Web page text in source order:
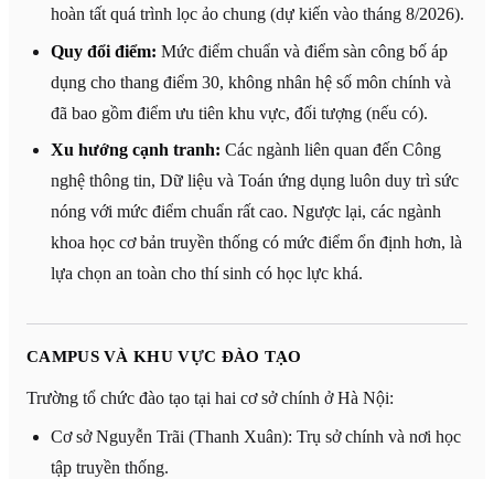
hoàn tất quá trình lọc ảo chung (dự kiến vào tháng 8/2026).
Quy đổi điểm: Mức điểm chuẩn và điểm sàn công bố áp
dụng cho thang điểm 30, không nhân hệ số môn chính và
đã bao gồm điểm ưu tiên khu vực, đối tượng (nếu có).
Xu hướng cạnh tranh: Các ngành liên quan đến Công
nghệ thông tin, Dữ liệu và Toán ứng dụng luôn duy trì sức
nóng với mức điểm chuẩn rất cao. Ngược lại, các ngành
khoa học cơ bản truyền thống có mức điểm ổn định hơn, là
lựa chọn an toàn cho thí sinh có học lực khá.
CAMPUS VÀ KHU VỰC ĐÀO TẠO
Trường tổ chức đào tạo tại hai cơ sở chính ở Hà Nội:
Cơ sở Nguyễn Trãi (Thanh Xuân): Trụ sở chính và nơi học
tập truyền thống.